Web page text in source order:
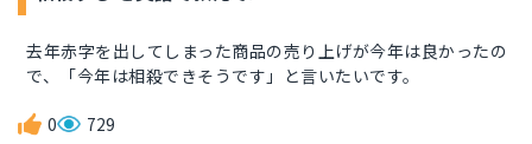
去年赤字を出してしまった商品の売り上げが今年は良かったの
で、「今年は相殺できそうです」と言いたいです。
0 729